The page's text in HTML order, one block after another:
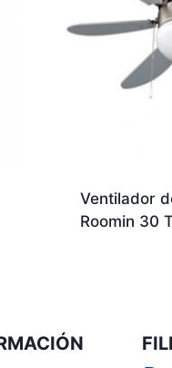
Ventilador
Roomin 30